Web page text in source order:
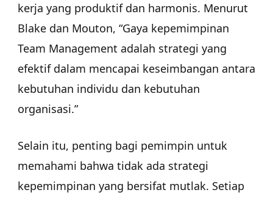
kerja yang produktif dan harmonis. Menurut
Blake dan Mouton, “Gaya kepemimpinan
Team Management adalah strategi yang
efektif dalam mencapai keseimbangan antara
kebutuhan individu dan kebutuhan
organisasi.”
Selain itu, penting bagi pemimpin untuk
memahami bahwa tidak ada strategi
kepemimpinan yang bersifat mutlak. Setiap